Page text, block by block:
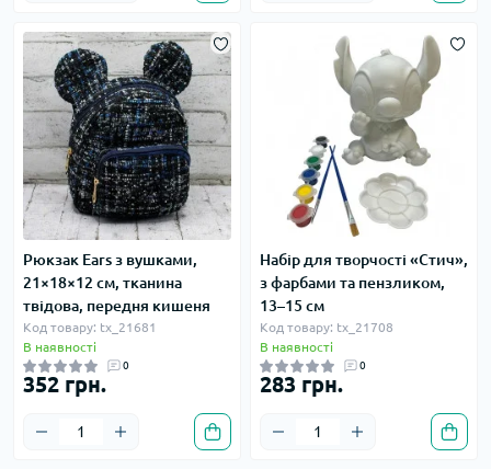
Рюкзак Ears з вушками,
21×18×12 см, тканина
твідова, передня кишеня
Код товару: tx_21681
В наявності
0
352 грн.
Набір для творчості «Стич»,
з фарбами та пензликом,
13–15 см
Код товару: tx_21708
В наявності
0
283 грн.